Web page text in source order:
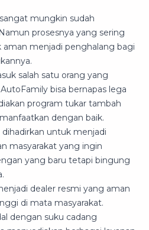
mungkin sudah
prosesnya yang sering
aman menjadi penghalang bagi
salah satu orang yang
bisa bernapas lega
program tukar tambah
dengan baik.
untuk menjadi
masyarakat yang ingin
yang baru tetapi bingung
dealer resmi yang aman
di mata masyarakat.
dengan suku cadang